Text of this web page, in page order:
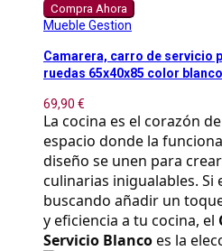
Compra Ahora
Mueble Gestion
Camarera, carro de servicio
ruedas 65x40x85 color blanco
69,90 €
La cocina es el corazón
espacio donde la
diseño se unen para
culinarias inigualables. Si
buscando añadir un
y eficiencia a tu cocina, el
Servicio Blanco es la